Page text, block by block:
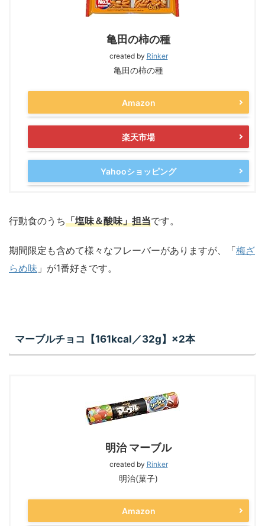
亀田の柿の種
created by Rinker
亀田の柿の種
Amazon
楽天市場
Yahooショッピング
行動食のうち「塩味＆酸味」担当です。
期間限定も含めて様々なフレーバーがありますが、「梅ざ
らめ味 」が1番好きです。
マーブルチョコ【161kcal／32g】×2本
明治 マーブル
created by Rinker
明治(菓子)
Amazon